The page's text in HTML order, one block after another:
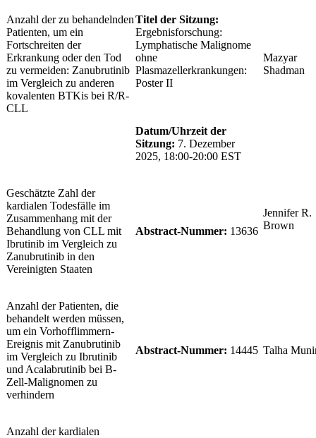
Anzahl der zu behandelnden
Patienten, um ein
Fortschreiten der
Erkrankung oder den Tod
zu vermeiden: Zanubrutinib
im Vergleich zu anderen
kovalenten BTKis bei R/R-
CLL
Titel der Sitzung:
Ergebnisforschung:
Lymphatische Malignome
ohne
Plasmazellerkrankungen:
Poster II
Datum/Uhrzeit der
Sitzung: 7. Dezember
2025, 18:00-20:00 EST
Mazyar
Shadman
Geschätzte Zahl der
kardialen Todesfälle im
Zusammenhang mit der
Behandlung von CLL mit
Ibrutinib im Vergleich zu
Zanubrutinib in den
Vereinigten Staaten
Abstract-Nummer: 13636
Jennifer R.
Brown
Anzahl der Patienten, die
behandelt werden müssen,
um ein Vorhofflimmern-
Ereignis mit Zanubrutinib
im Vergleich zu Ibrutinib
und Acalabrutinib bei B-
Zell-Malignomen zu
verhindern
Abstract-Nummer: 14445 Talha
Anzahl der kardialen